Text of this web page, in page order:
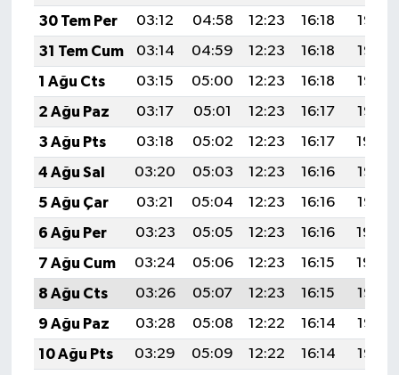
30 Tem Per
03:12 04:58 12:23 16:18
19:38
31 Tem Cum
03:14 04:59 12:23 16:18
19:37
1 Ağu Cts
03:15 05:00 12:23 16:18
19:36
2 Ağu Paz
03:17 05:01 12:23 16:17
19:35
3 Ağu Pts
03:18 05:02 12:23 16:17
19:34
4 Ağu Sal
03:20 05:03 12:23 16:16
19:33
5 Ağu Çar
03:21 05:04 12:23 16:16
19:32
6 Ağu Per
03:23 05:05 12:23 16:16
19:30
7 Ağu Cum
03:24 05:06 12:23 16:15
19:29
8 Ağu Cts
03:26 05:07 12:23 16:15
19:28
9 Ağu Paz
03:28 05:08 12:22 16:14
19:27
10 Ağu Pts
03:29 05:09 12:22 16:14
19:25